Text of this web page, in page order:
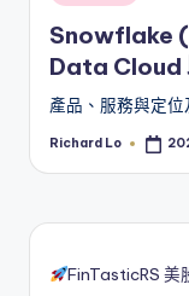
in
Snowflake
Data Cloud
產品、服務與定
Posted
Richard Lo
FinTasticRS 美